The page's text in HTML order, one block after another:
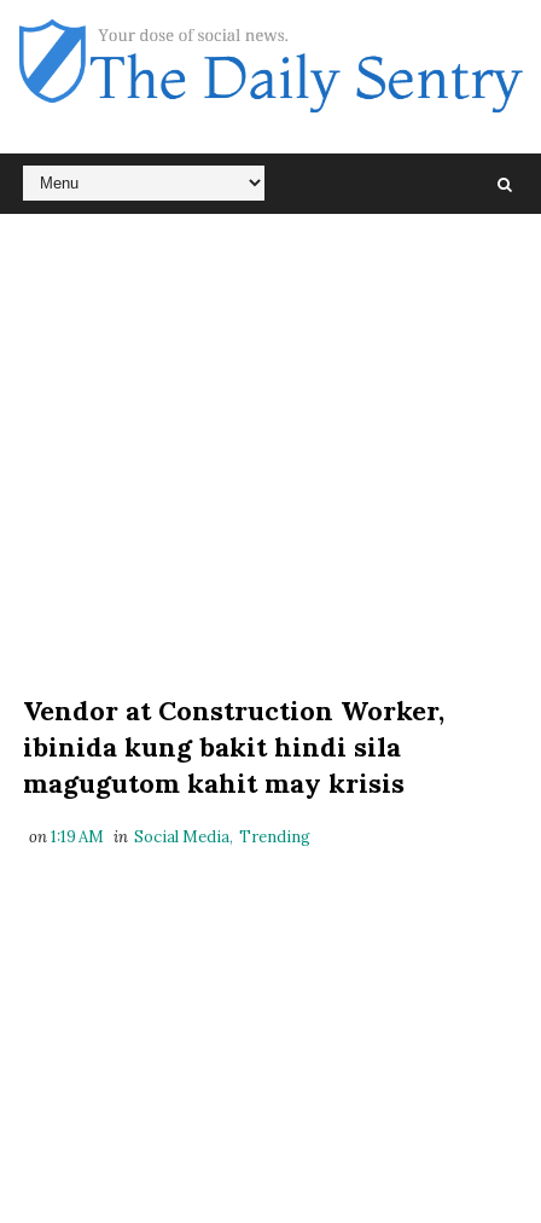
Vendor at Construction Worker,
ibinida kung bakit hindi sila
magugutom kahit may krisis
on1:19 AM in Social Media, Trending